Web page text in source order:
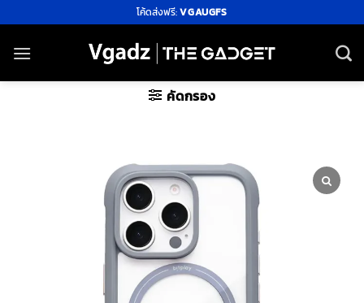
ไป
ยัง
โค้ดส่งฟรี:VGAUGFS
คัดกรอง